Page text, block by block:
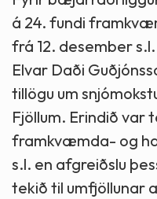
á 24. fundi
frá 12. desember
Elvar Daði
tillögu um
Fjöllum. Erindið var
framkvæmda- og
s.l. en afgreiðslu
tekið til umfjöllunar